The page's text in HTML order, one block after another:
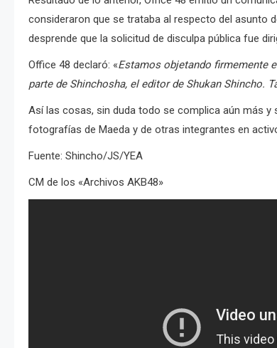
consideraron que se trataba al respecto del asunto
desprende que la solicitud de disculpa pública fue
Office 48 declaró: «Estamos objetando firmemente
parte de Shinchosha, el editor de Shukan Shincho.
Así las cosas, sin duda todo se complica aún más
fotografías de Maeda y de otras integrantes en
Fuente: Shincho/JS/YEA
CM de los «Archivos AKB48»